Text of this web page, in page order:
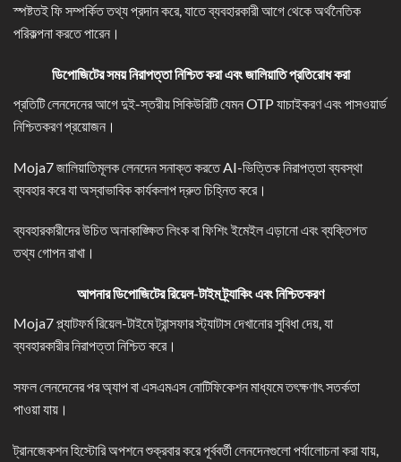
স্পষ্টতই ফি সম্পর্কিত তথ্য প্রদান করে, যাতে ব্যবহারকারী আগে থেকে অর্থনৈতিক
পরিকল্পনা করতে পারেন।
ডিপোজিটের সময় নিরাপত্তা নিশ্চিত করা এবং জালিয়াতি প্রতিরোধ করা
প্রতিটি লেনদেনের আগে দুই-স্তরীয় সিকিউরিটি যেমন OTP যাচাইকরণ এবং পাসওয়ার্ড
নিশ্চিতকরণ প্রয়োজন।
Moja7 জালিয়াতিমূলক লেনদেন সনাক্ত করতে AI-ভিত্তিক নিরাপত্তা ব্যবস্থা
ব্যবহার করে যা অস্বাভাবিক কার্যকলাপ দ্রুত চিহ্নিত করে।
ব্যবহারকারীদের উচিত অনাকাঙ্ক্ষিত লিংক বা ফিশিং ইমেইল এড়ানো এবং ব্যক্তিগত
তথ্য গোপন রাখা।
আপনার ডিপোজিটের রিয়েল-টাইম ট্র্যাকিং এবং নিশ্চিতকরণ
Moja7 প্ল্যাটফর্ম রিয়েল-টাইমে ট্রান্সফার স্ট্যাটাস দেখানোর সুবিধা দেয়, যা
ব্যবহারকারীর নিরাপত্তা নিশ্চিত করে।
সফল লেনদেনের পর অ্যাপ বা এসএমএস নোটিফিকেশন মাধ্যমে তৎক্ষণাৎ সতর্কতা
পাওয়া যায়।
ট্রানজেকশন হিস্টোরি অপশনে শুক্রবার করে পূর্ববর্তী লেনদেনগুলো পর্যালোচনা করা যায়,